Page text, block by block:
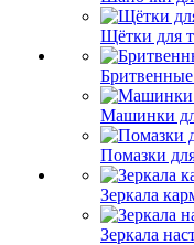
Щётки для
Машинки
Помазки
Зеркала
Зеркала